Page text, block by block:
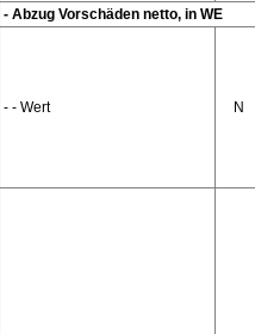
- Abzug Vorschäden netto, in WE
- - Wert N